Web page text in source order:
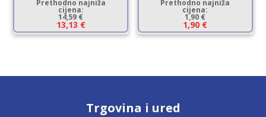
Prethodno najniža
cijena:
14,59 €
13,13 €
Prethodno najniža
cijena:
1,90 €
1,90 €
Trgovina i ured